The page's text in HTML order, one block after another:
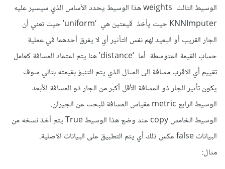
الوسيط الثالث weights هذا الوسيط يحدد الأساس الذي سيسير عليه
KNNImputer حيث يأخذ قيمتين هي ‘uniform’ حيث تعني أن
الجار القريب أو البعيد لهم نفس التأثير أي لا يفرق أحدهما في عملية
حساب القيمة المتوسطة أما ‘distance’ هنا يتم اعتماد المسافة كعامل
تقييم أي الاقرب مسافة إلى المثال الذي يتم التنبؤ بقيمته بتالي سوف
يكون تأثير الجار ذو المسافة الأقل أكبر من الجار ذو المسافة الأبعد
الوسيط الرابع metric مقياس المسافة للبحث عن الجيران.
الوسيط الخامس copy عند وضع هذا الوسيط True يتم أخذ نسخه من
البيانات false عكس ذلك أي يتم التطبيق على البيانات الاصلية.
مثال: